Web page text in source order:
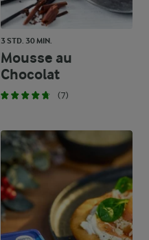
3 STD. 30 MIN.
Mousse au
Chocolat
(7)